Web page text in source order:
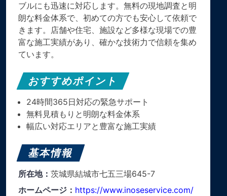
ブルにも迅速に対応します。​無料の現地調査と明
朗な料金体系で、初めての方でも安心して依頼で
きます。​店舗や住宅、施設など多様な現場での豊
富な施工実績があり、確かな技術力で信頼を集め
ています。
おすすめポイント
24時間365日対応の緊急サポート
無料見積もりと明朗な料金体系
幅広い対応エリアと豊富な施工実績
基本情報
所在地： 茨城県結城市七五三場645-7
ホームページ： https://www.inoseservice.com/